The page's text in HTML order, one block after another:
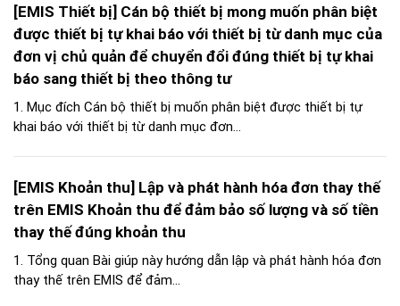
[EMIS Thiết bị] Cán bộ thiết bị mong muốn phân biệt
được thiết bị tự khai báo với thiết bị từ danh mục của
đơn vị chủ quản để chuyển đổi đúng thiết bị tự khai
báo sang thiết bị theo thông tư
1. Mục đích Cán bộ thiết bị muốn phân biệt được thiết bị tự
khai báo với thiết bị từ danh mục đơn...
[EMIS Khoản thu] Lập và phát hành hóa đơn thay thế
trên EMIS Khoản thu để đảm bảo số lượng và số tiền
thay thế đúng khoản thu
1. Tổng quan Bài giúp này hướng dẫn lập và phát hành hóa đơn
thay thế trên EMIS để đảm...